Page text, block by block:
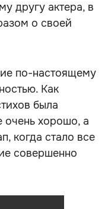
другу актера, в
о своей
по-настоящему
Как
была
очень хорошо, а
когда стало все
совершенно